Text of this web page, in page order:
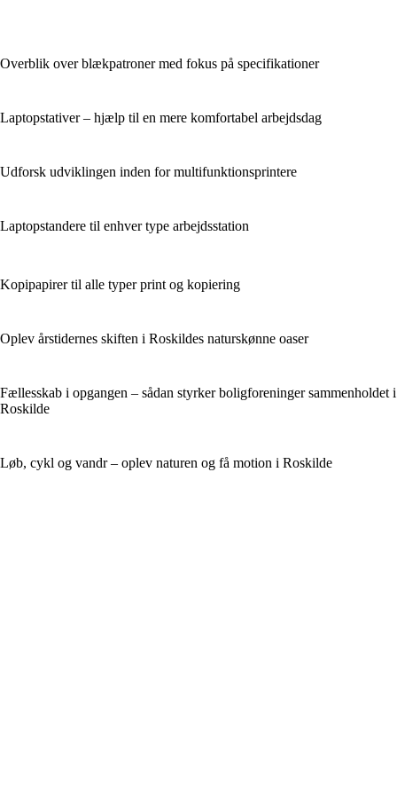
Overblik over blækpatroner med fokus på specifikationer
Laptopstativer – hjælp til en mere komfortabel arbejdsdag
Udforsk udviklingen inden for multifunktionsprintere
Laptopstandere til enhver type arbejdsstation
Kopipapirer til alle typer print og kopiering
Oplev årstidernes skiften i Roskildes naturskønne oaser
Fællesskab i opgangen – sådan styrker boligforeninger sammenholdet i
Roskilde
Løb, cykl og vandr – oplev naturen og få motion i Roskilde